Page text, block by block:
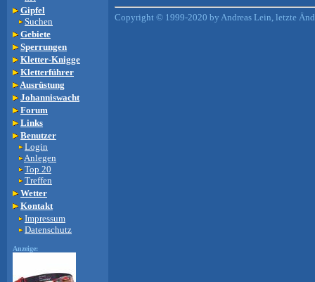
Gipfel
Suchen
Gebiete
Sperrungen
Kletter-Knigge
Kletterführer
Ausrüstung
Johanniswacht
Forum
Links
Benutzer
Login
Anlegen
Top 20
Treffen
Wetter
Kontakt
Impressum
Datenschutz
Anzeige:
Copyright © 1999-2020 by Andreas Lein, letzte